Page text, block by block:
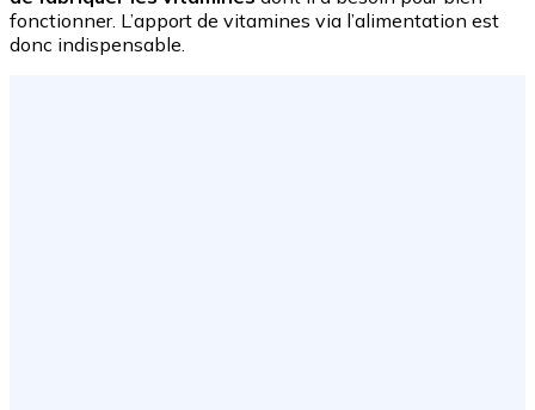
fonctionner. L’apport de vitamines via l’alimentation est
donc indispensable.